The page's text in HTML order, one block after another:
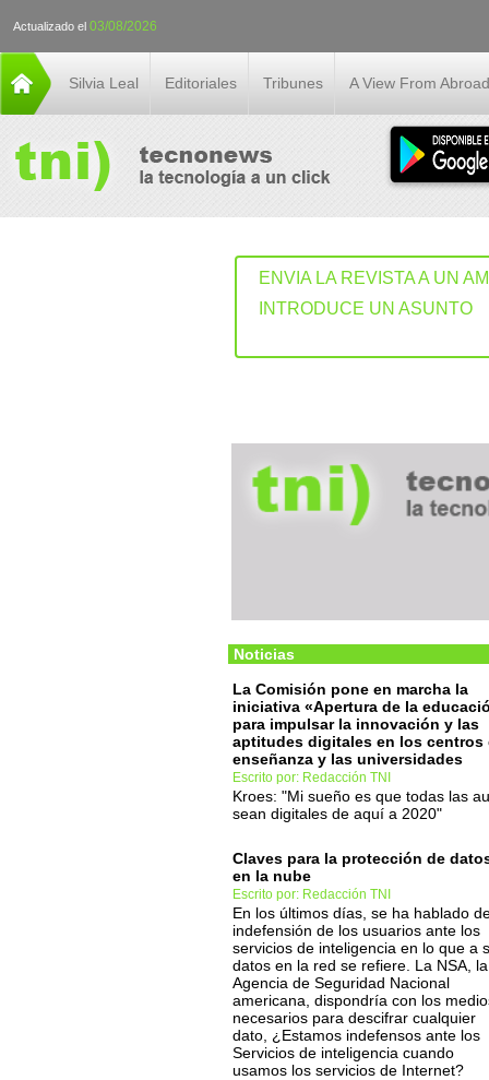
Actualizado el 03/08/2026
Silvia Leal Editoriales Tribunes A View From Abroad
ENVIA LA REVISTA A UN
INTRODUCE UN ASUNTO
Noticias
La Comisión pone en marcha la
iniciativa «Apertura de la
para impulsar la innovación y las
aptitudes digitales en los centros
enseñanza y las universidades
Escrito por: Redacción TNI
Kroes: "Mi sueño es que todas las
sean digitales de aquí a 2020"
Claves para la protección de
en la nube
Escrito por: Redacción TNI
En los últimos días, se ha hablado
indefensión de los usuarios ante los
servicios de inteligencia en lo que a
datos en la red se refiere. La NSA, la
Agencia de Seguridad Nacional
americana, dispondría con los
necesarios para descifrar cualquier
dato, ¿Estamos indefensos ante los
Servicios de inteligencia cuando
usamos los servicios de Internet?